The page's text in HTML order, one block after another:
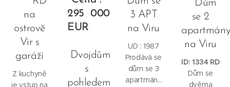
vzdálené
400 metrů,
a zároveň
v dosahu
občanské
300m2.
Vzrostlá
zeleň na
zahradě,
poskytující
stín.
tesařské
práce,
zahrada s
možností
vybudování
bazénu.
Dostatek
na
ostrově
Vir s
garáží
Z kuchyně
je vstup na
295
000
EUR
Dvojdům
s
pohledem
3 APT
na Viru
UD : 1987
Prodává se
dům se 3
apartmány
Dům
se 2
na Viru
ID: 1334 RD
Dům se
dvěma